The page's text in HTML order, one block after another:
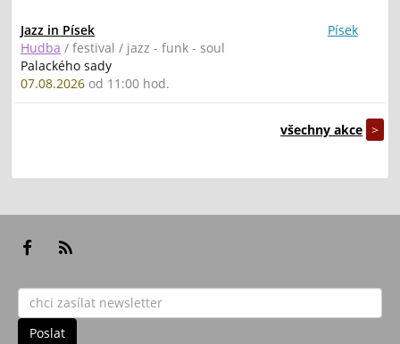
Jazz in Písek
Hudba / festival / jazz - funk - soul
Palackého sady
07.08.2026 od 11:00 hod.
Písek
všechny akce >